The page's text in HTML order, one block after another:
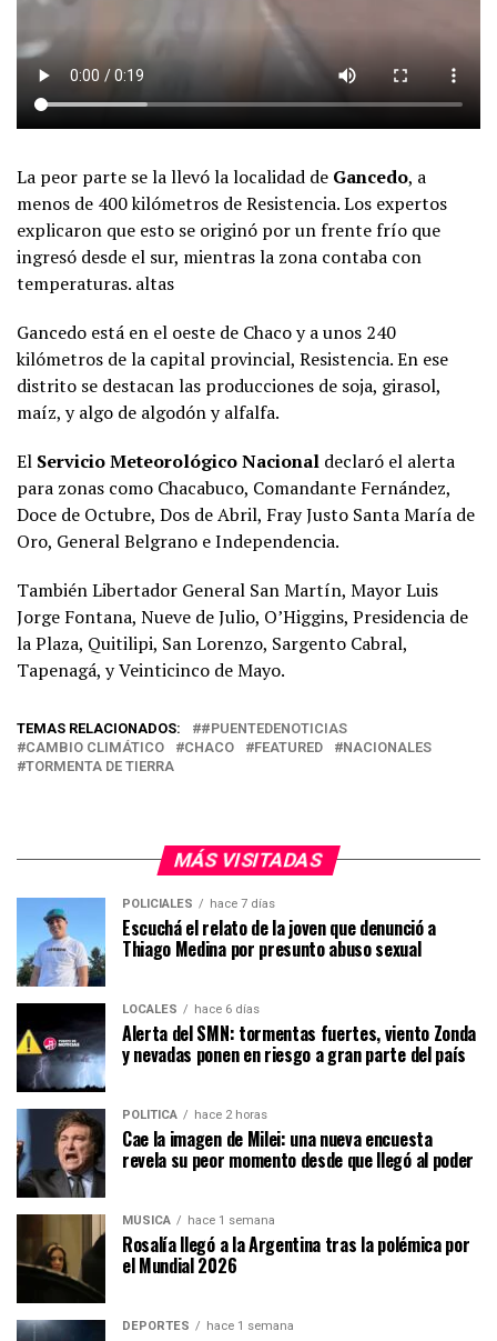
La peor parte se la llevó la localidad de Gancedo, a
menos de 400 kilómetros de Resistencia. Los expertos
explicaron que esto se originó por un frente frío que
ingresó desde el sur, mientras la zona contaba con
temperaturas. altas
Gancedo está en el oeste de Chaco y a unos 240
kilómetros de la capital provincial, Resistencia. En ese
distrito se destacan las producciones de soja, girasol,
maíz, y algo de algodón y alfalfa.
El Servicio Meteorológico Nacional declaró el alerta
para zonas como Chacabuco, Comandante Fernández,
Doce de Octubre, Dos de Abril, Fray Justo Santa María de
Oro, General Belgrano e Independencia.
También Libertador General San Martín, Mayor Luis
Jorge Fontana, Nueve de Julio, O’Higgins, Presidencia de
la Plaza, Quitilipi, San Lorenzo, Sargento Cabral,
Tapenagá, y Veinticinco de Mayo.
TEMAS RELACIONADOS:
#PUENTEDENOTICIAS
CAMBIO CLIMÁTICO
CHACO FEATURED
NACIONALES
TORMENTA DE TIERRA
MÁS VISITADAS
POLICIALES hace 7 días
Escuchá el relato de la joven que denunció a
Thiago Medina por presunto abuso sexual
LOCALES hace 6 días
Alerta del SMN: tormentas fuertes, viento Zonda
y nevadas ponen en riesgo a gran parte del país
POLÍTICA hace 2 horas
Cae la imagen de Milei: una nueva encuesta
revela su peor momento desde que llegó al poder
MÚSICA hace 1 semana
Rosalía llegó a la Argentina tras la polémica por
el Mundial 2026
DEPORTES hace 1 semana